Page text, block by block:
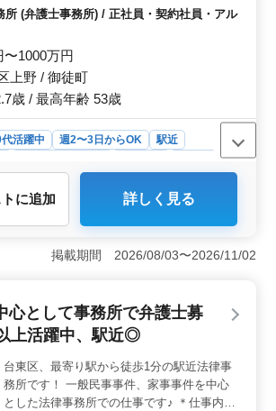
−特徴−− ＊都内駅近 最寄り駅から徒歩5分
上も活躍している企業です！ 希望条件・待
遇相談して下さい。若いスタッフが経験者の
力を必要としています！
所 (弁護士事務所) / 正社員・契約社員・アル
〜1000万円
上野 / 御徒町
歳 / 最高年齢 53歳
活躍中 週2〜3日からOK
駅近
ント
の活躍の場＞ 都内駅近の法律事務所が
豊富な弁護士を募集中です。民事事件や
幅広い法的問題に携われます。都心の
内容の魅力＞ 離婚・男女問題、相
故・労働問題など、様々な民事事件に
の力が求められています。 ＜働きや
500万円〜1400万円で、通勤手当実費
5日勤務で、9:00〜17:30までの勤務時
に追加 詳しく見る
掲載期間 2026/08/03〜2026/11/02
心として事務所で弁護士募
上活躍中、駅近◎
台東区、最寄り駅から徒歩1分の駅近法律事
務所です！ 一般民事事件、家事事件を中心
とした法律事務所での仕事です♪ ＊仕事内容